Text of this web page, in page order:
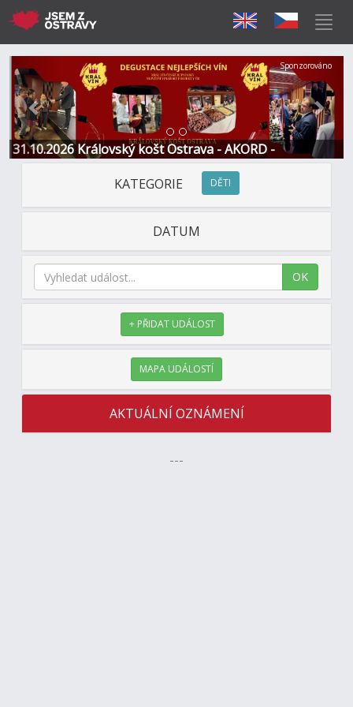
31.10.2026 Královský košt Ostrava - AKORD -
Restaurace a Hotel
Předchozí Další
Sponzorováno
KATEGORIE DĚTI
DATUM
OK
+ PŘIDAT UDÁLOST
MAPA UDÁLOSTÍ
AKTUÁLNÍ OZNÁMENÍ
---